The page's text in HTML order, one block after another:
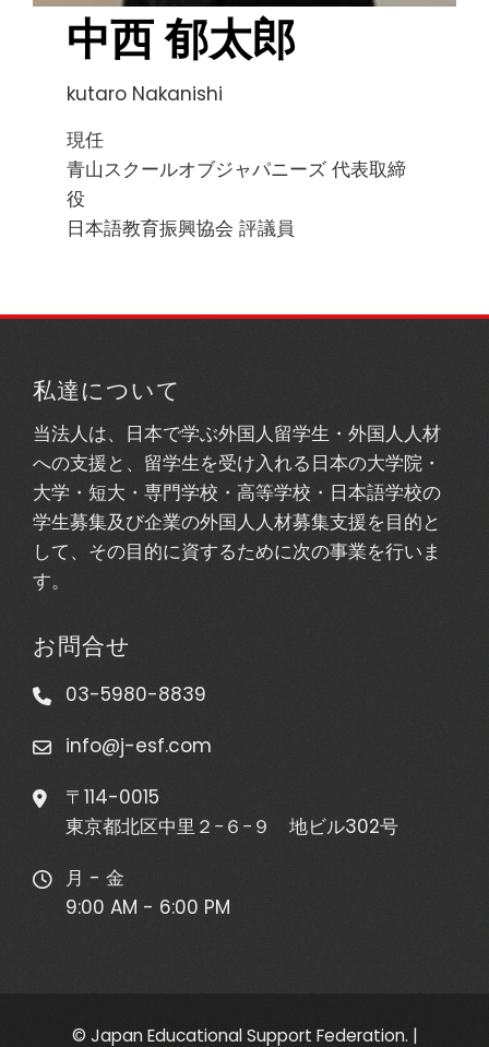
中西 郁太郎
kutaro Nakanishi
現任
青山スクールオブジャパニーズ 代表取締
役
日本語教育振興協会 評議員
私達について
当法人は、日本で学ぶ外国人留学生・外国人人材
への支援と、留学生を受け入れる日本の大学院・
大学・短大・専門学校・高等学校・日本語学校の
学生募集及び企業の外国人人材募集支援を目的と
して、その目的に資するために次の事業を行いま
す。
お問合せ
03-5980-8839
info@j-esf.com
〒114-0015
東京都北区中里２−６−９ 地ビル302号
月 - 金
9:00 AM - 6:00 PM
© Japan Educational Support Federation. |